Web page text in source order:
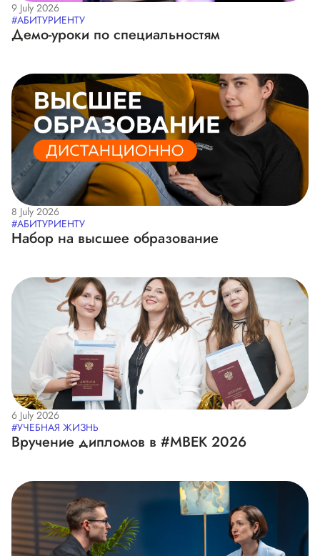
9 July 2026
#АБИТУРИЕНТУ
Демо-уроки по специальностям
8 July 2026
#АБИТУРИЕНТУ
Набор на высшее образование
6 July 2026
#УЧЕБНАЯ ЖИЗНЬ
Вручение дипломов в #МВЕК 2026